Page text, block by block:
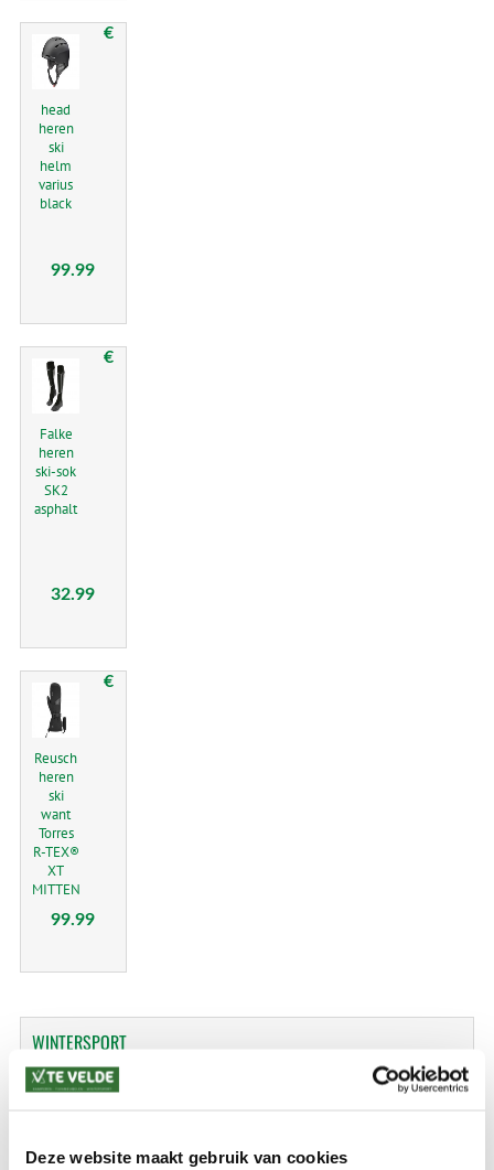
Deze website maakt gebruik van cookies
head
heren
ski
helm
varius
black
€
99.99
Falke
heren
ski-sok
SK2
asphalt
€
32.99
Reusch
heren
ski
want
Torres
R-TEX®
XT
MITTEN
€
99.99
WINTERSPORT
Ski Kleding
Snowboots - sneeuwlaarzen